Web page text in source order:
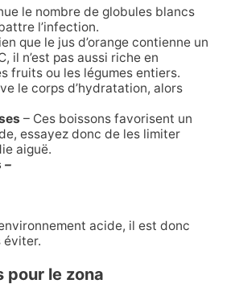
le nombre de globules blancs
l’infection.
que le jus d’orange contienne un
il n’est pas aussi riche en
fruits ou les légumes entiers.
le corps d’hydratation, alors
– Ces boissons favorisent un
essayez donc de les limiter
aiguë.
–
acide, il est donc
éviter.
pour le zona